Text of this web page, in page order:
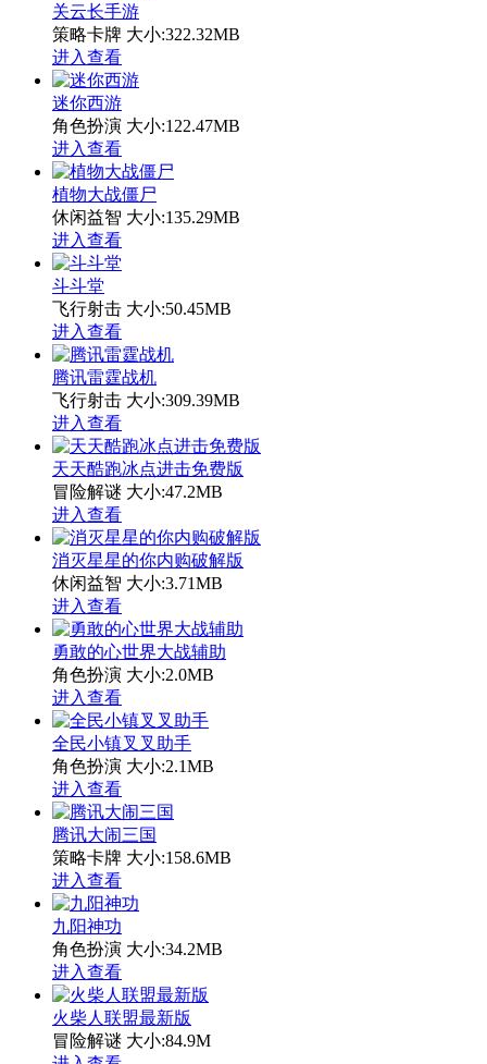
关云长手游
策略卡牌 大小:322.32MB
进入查看
迷你西游
角色扮演 大小:122.47MB
进入查看
植物大战僵尸
休闲益智 大小:135.29MB
进入查看
斗斗堂
飞行射击 大小:50.45MB
进入查看
腾讯雷霆战机
飞行射击 大小:309.39MB
进入查看
天天酷跑冰点进击免费版
冒险解谜 大小:47.2MB
进入查看
消灭星星的你内购破解版
休闲益智 大小:3.71MB
进入查看
勇敢的心世界大战辅助
角色扮演 大小:2.0MB
进入查看
全民小镇叉叉助手
角色扮演 大小:2.1MB
进入查看
腾讯大闹三国
策略卡牌 大小:158.6MB
进入查看
九阳神功
角色扮演 大小:34.2MB
进入查看
火柴人联盟最新版
冒险解谜 大小:84.9M